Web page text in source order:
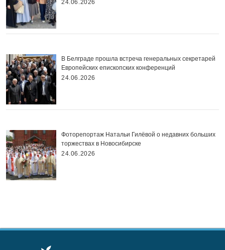
24.06.2026
В Белграде прошла встреча генеральных секретарей
Европейских епископских конференций
24.06.2026
Фоторепортаж Натальи Гилёвой о недавних больших
торжествах в Новосибирске
24.06.2026